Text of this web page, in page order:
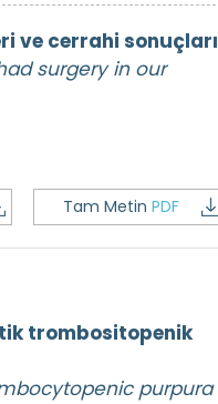
ve cerrahi sonuçları
surgery in our
Tam Metin PDF
trombositopenik
purpura